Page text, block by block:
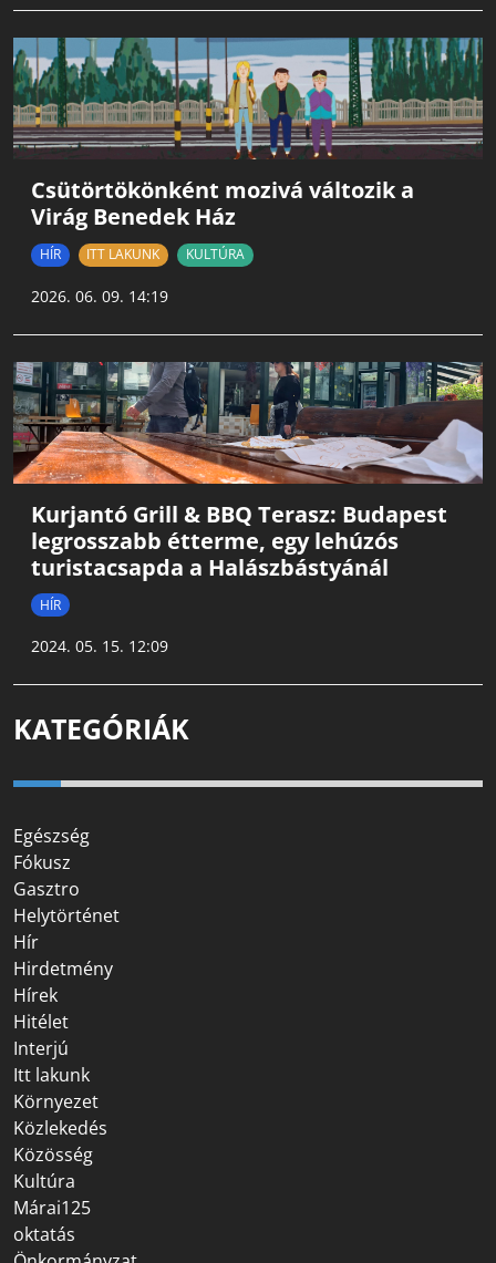
Csütörtökönként mozivá változik a
Virág Benedek Ház
HÍR ITT LAKUNK KULTÚRA
2026. 06. 09. 14:19
Kurjantó Grill & BBQ Terasz: Budapest
legrosszabb étterme, egy lehúzós
turistacsapda a Halászbástyánál
HÍR
2024. 05. 15. 12:09
KATEGÓRIÁK
Egészség
Fókusz
Gasztro
Helytörténet
Hír
Hirdetmény
Hírek
Hitélet
Interjú
Itt lakunk
Környezet
Közlekedés
Közösség
Kultúra
Márai125
oktatás